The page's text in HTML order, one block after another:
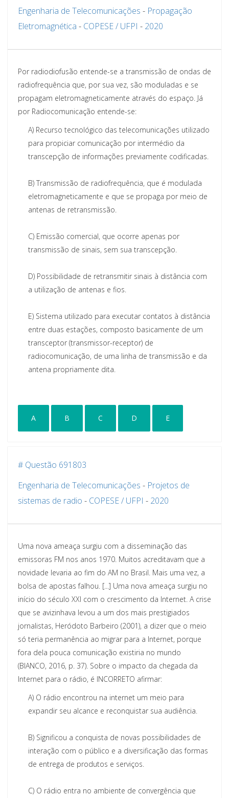
Engenharia de Telecomunicações - Propagação
Eletromagnética - COPESE / UFPI - 2020
Por radiodiofusão entende-se a transmissão de ondas de
radiofrequência que, por sua vez, são moduladas e se
propagam eletromagneticamente através do espaço. Já
por Radiocomunicação entende-se:
A) Recurso tecnológico das telecomunicações utilizado
para propiciar comunicação por intermédio da
transcepção de informações previamente codificadas.
B) Transmissão de radiofrequência, que é modulada
eletromagneticamente e que se propaga por meio de
antenas de retransmissão.
C) Emissão comercial, que ocorre apenas por
transmissão de sinais, sem sua transcepção.
D) Possibilidade de retransmitir sinais à distância com
a utilização de antenas e fios.
E) Sistema utilizado para executar contatos à distância
entre duas estações, composto basicamente de um
transceptor (transmissor-receptor) de
radiocomunicação, de uma linha de transmissão e da
antena propriamente dita.
A B C D E
# Questão 691803
Engenharia de Telecomunicações - Projetos de
sistemas de radio - COPESE / UFPI - 2020
Uma nova ameaça surgiu com a disseminação das
emissoras FM nos anos 1970. Muitos acreditavam que a
novidade levaria ao fim do AM no Brasil. Mais uma vez, a
bolsa de apostas falhou. [...] Uma nova ameaça surgiu no
início do século XXI com o crescimento da Internet. A crise
que se avizinhava levou a um dos mais prestigiados
jornalistas, Heródoto Barbeiro (2001), a dizer que o meio
só teria permanência ao migrar para a Internet, porque
fora dela pouca comunicação existiria no mundo
(BIANCO, 2016, p. 37). Sobre o impacto da chegada da
Internet para o rádio, é INCORRETO afirmar:
A) O rádio encontrou na internet um meio para
expandir seu alcance e reconquistar sua audiência.
B) Significou a conquista de novas possibilidades de
interação com o público e a diversificação das formas
de entrega de produtos e serviços.
C) O rádio entra no ambiente de convergência que